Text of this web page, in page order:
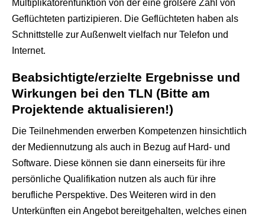
Multiplikatorenfunktion von der eine größere Zahl von
Geflüchteten partizipieren. Die Geflüchteten haben als
Schnittstelle zur Außenwelt vielfach nur Telefon und
Internet.
Beabsichtigte/erzielte Ergebnisse und
Wirkungen bei den TLN (Bitte am
Projektende aktualisieren!)
Die Teilnehmenden erwerben Kompetenzen hinsichtlich
der Mediennutzung als auch in Bezug auf Hard- und
Software. Diese können sie dann einerseits für ihre
persönliche Qualifikation nutzen als auch für ihre
berufliche Perspektive. Des Weiteren wird in den
Unterkünften ein Angebot bereitgehalten, welches einen